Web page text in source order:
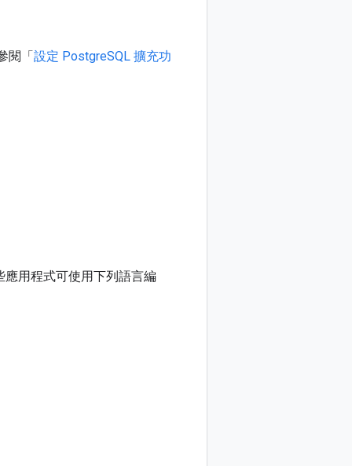
閱「設定 PostgreSQL 擴充功
應用程式可使用下列語言編